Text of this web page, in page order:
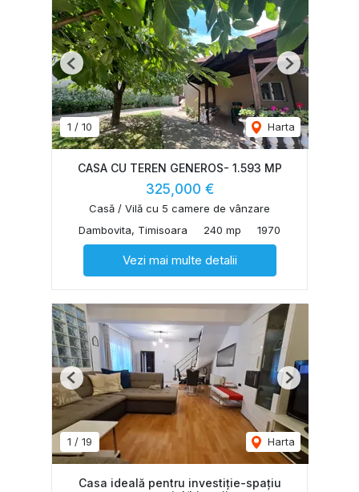
1 / 10 Harta
Previous Next
CASA CU TEREN GENEROS- 1.593 MP
325,000 €
Casă / Vilă cu 5 camere de vânzare
Dambovita, Timisoara
240 mp 1970
Vezi mai multe detalii
1 / 19 Harta
Previous Next
Casa ideală pentru investiție-spațiu